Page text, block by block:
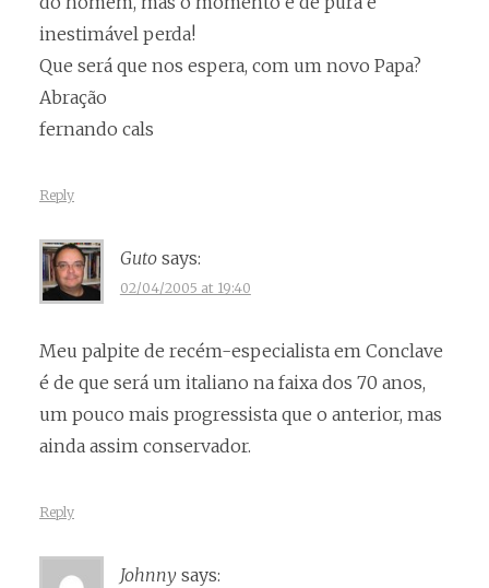
inestimável perda!
Que será que nos espera, com um novo Papa?
Abração
fernando cals
Reply
Guto says:
02/04/2005 at 19:40
Meu palpite de recém-especialista em Conclave
é de que será um italiano na faixa dos 70 anos,
um pouco mais progressista que o anterior, mas
ainda assim conservador.
Reply
Johnny says: